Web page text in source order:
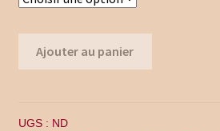
Return Policy
Ajouter au panier
UGS : ND